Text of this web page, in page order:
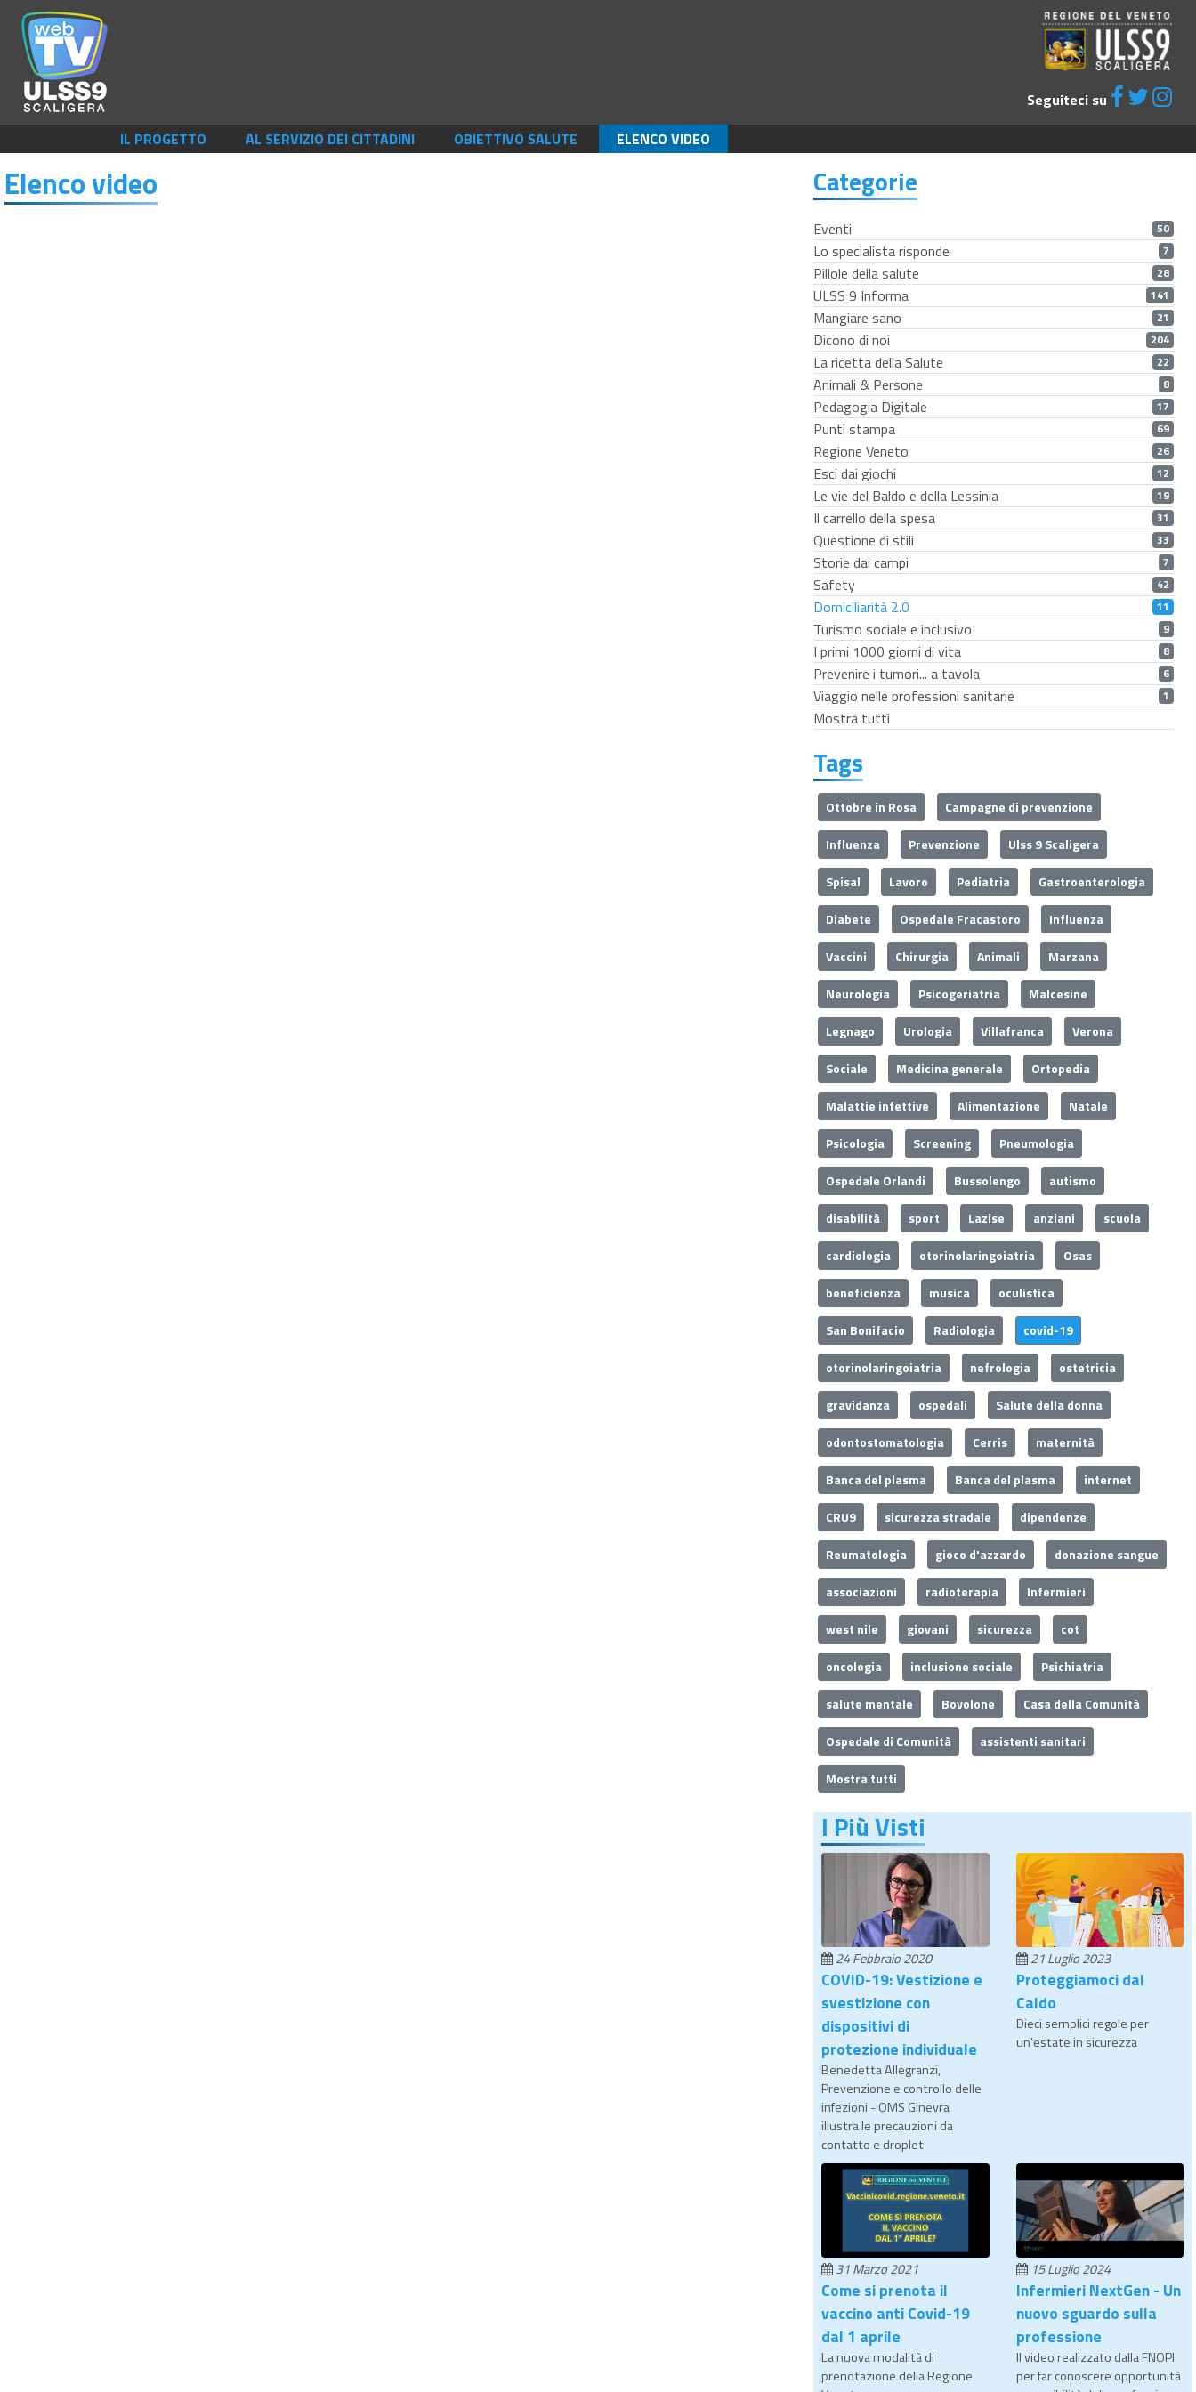
Seguiteci su
IL PROGETTO
AL SERVIZIO DEI CITTADINI OBIETTIVO SALUTE ELENCO VIDEO
Elenco video Categorie
Eventi 50
Lo specialista risponde 7
Pillole della salute 28
ULSS 9 Informa 141
Mangiare sano 21
Dicono di noi 204
La ricetta della Salute 22
Animali & Persone 8
Pedagogia Digitale 17
Punti stampa 69
Regione Veneto 26
Esci dai giochi 12
Le vie del Baldo e della Lessinia 19
Il carrello della spesa 31
Questione di stili 33
Storie dai campi 7
Safety 42
Domiciliarità 2.0 11
Turismo sociale e inclusivo 9
I primi 1000 giorni di vita 8
Prevenire i tumori... a tavola 6
Viaggio nelle professioni sanitarie 1
Mostra tutti
Tags
Ottobre in Rosa
Campagne di prevenzione
Influenza
Prevenzione
Ulss 9 Scaligera
Spisal
Lavoro Pediatria
Gastroenterologia
Diabete
Ospedale Fracastoro
Influenza
Vaccini
Chirurgia Animali
Marzana
Neurologia
Psicogeriatria
Malcesine
Legnago
Urologia Villafranca
Verona
Sociale
Medicina generale
Ortopedia
Malattie infettive
Alimentazione
Natale
Psicologia
Screening
Pneumologia
Ospedale Orlandi
Bussolengo
autismo
disabilità
sport Lazise anziani
scuola
cardiologia
otorinolaringoiatria
Osas
beneficienza
musica
oculistica
San Bonifacio
Radiologia
covid-19
otorinolaringoiatria
nefrologia
ostetricia
gravidanza
ospedali
Salute della donna
odontostomatologia
Cerris
maternità
Banca del plasma
Banca del plasma
internet
CRU9
sicurezza stradale
dipendenze
Reumatologia
gioco d'azzardo
donazione sangue
associazioni
radioterapia
Infermieri
west nile
giovani sicurezza
cot
oncologia
inclusione sociale
Psichiatria
salute mentale
Bovolone
Casa della Comunità
Ospedale di Comunità
assistenti sanitari
Mostra tutti
I Più Visti
24 Febbraio 2020
COVID-19: Vestizione e
svestizione con
dispositivi di
protezione individuale
Benedetta Allegranzi,
Prevenzione e controllo delle
infezioni - OMS Ginevra
illustra le precauzioni da
contatto e droplet
21 Luglio 2023
Proteggiamoci dal
Caldo
Dieci semplici regole per
un'estate in sicurezza
31 Marzo 2021
Come si prenota il
vaccino anti Covid-19
dal 1 aprile
La nuova modalità di
prenotazione della Regione
15 Luglio 2024
Infermieri NextGen - Un
nuovo sguardo sulla
professione
Il video realizzato dalla FNOPI
per far conoscere opportunità